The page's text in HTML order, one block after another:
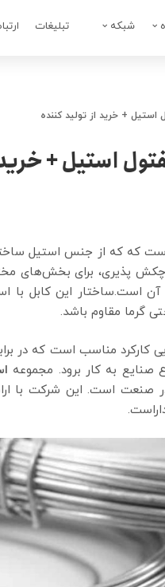
شبکه تبلیغات
استیل + خرید از تولید کننده
استیل + خرید
که که از جنس استیل
پذیری، برای بخش‌های
است.ساختار این کابل با
گرما مقاوم باشد.
کارکرد مناسب است که در
به کار برود. مجموعه
صنعت است. این شرکت با